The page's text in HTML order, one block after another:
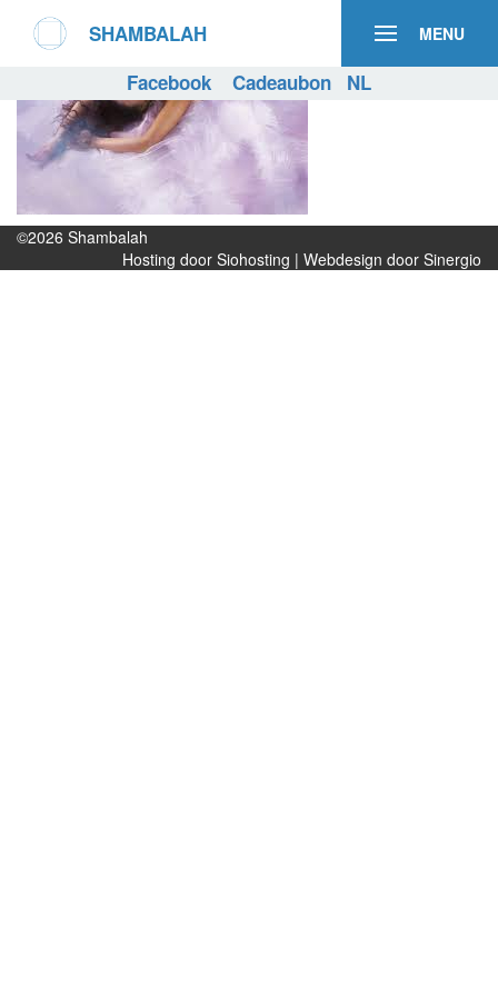
SHAMBALAH MENU
Facebook Cadeaubon NL
©2026 Shambalah
Hosting door Siohosting | Webdesign door Sinergio